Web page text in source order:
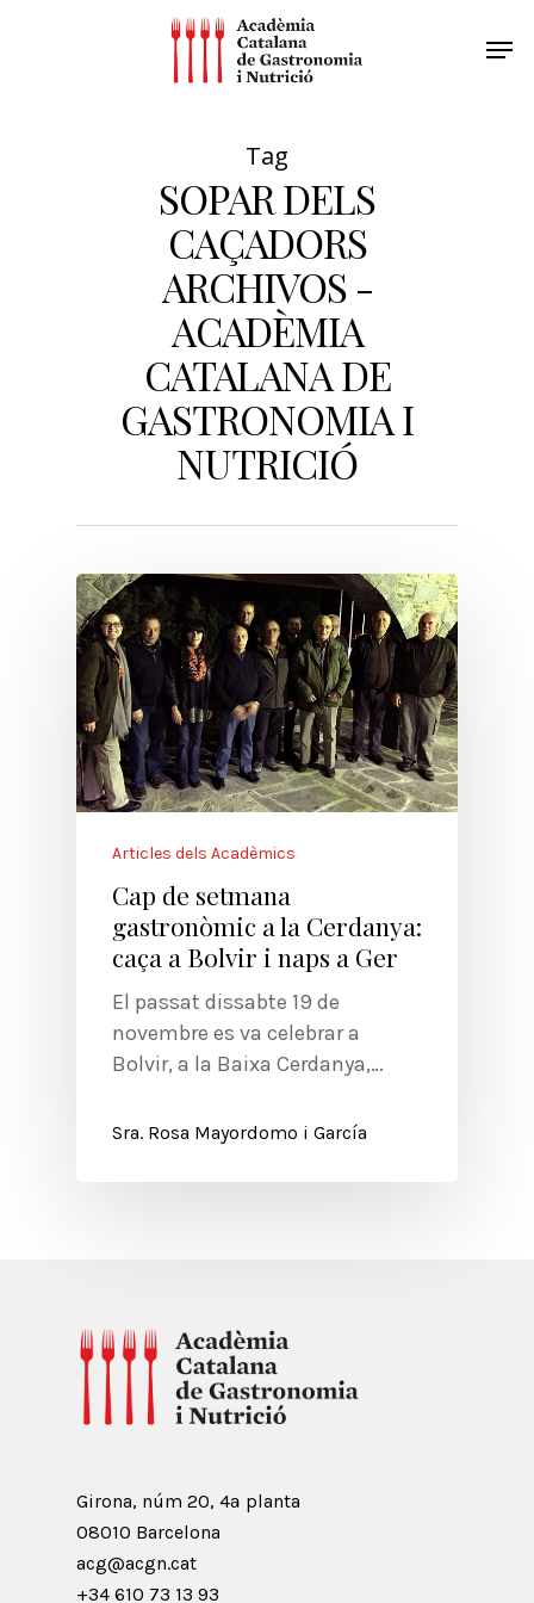
Tag
SOPAR DELS
CAÇADORS
ARCHIVOS -
ACADÈMIA
CATALANA DE
GASTRONOMIA I
NUTRICIÓ
Articles dels Acadèmics
Cap de setmana
gastronòmic a la Cerdanya:
caça a Bolvir i naps a Ger
El passat dissabte 19 de
novembre es va celebrar a
Bolvir, a la Baixa Cerdanya,…
Sra. Rosa Mayordomo i García
Girona, núm 20, 4ª planta
08010 Barcelona
acg@acgn.cat
+34 610 73 13 93